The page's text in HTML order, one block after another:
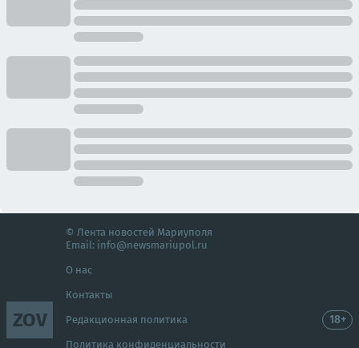
ZOV
© Лента новостей Мариуполя
Email: info@newsmariupol.ru
О нас
Контакты
Редакционная политика
Политика конфиденциальности
18+